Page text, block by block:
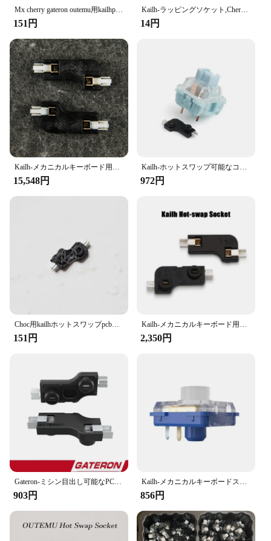
Mx cherry gateron outemu用kailhpcbソケットxd75シリーズ用kailhスイッチsmdソケット1個
151円
Kailh-ラッピングソケット,Cherry Gateron outemkailhエバーグライド用,カラフル,ファッショナブル
14円
Kailh-メカニカルキーボード用のホットスワップ可能なpcbソケット,2000個,cpg151101s11
15,548円
Kailh-ホットスワップ可能なコネクタ,pcbマウントコネクタ,kailh outemumxスイッチ用のシャフト,キーキャップ,メカニカルキーボード用アクセサリ
972円
Choc用kailhホットスワップpcbソケットxd75シリーズ用kailhロープロファイルスイッチsmdソケット1個
151円
Kailh-メカニカルキーボード用のホットスワップ可能なPCBソケット,Cherry MXスイッチ用,pg151101s11
2,350円
903円 856円